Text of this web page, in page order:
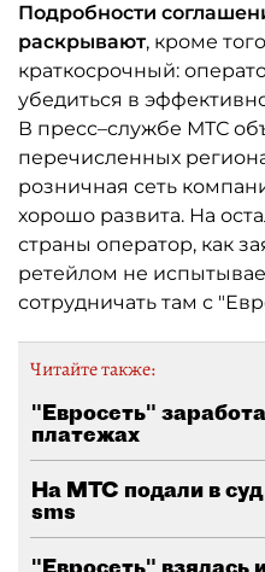
Подробности
раскрывают, кроме
краткосрочный:
убедиться в
В пресс–службе МТС
перечисленных
розничная сеть
хорошо развита. На
страны оператор, как
ретейлом не
сотрудничать там с
Читайте также:
"Евросеть"
платежах
На МТС подали в
sms